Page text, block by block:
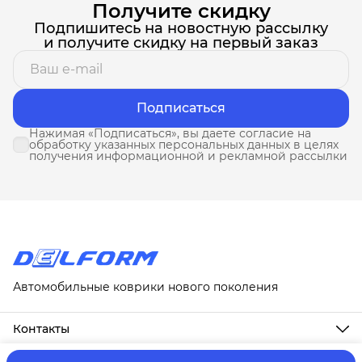
Получите скидку
Подпишитесь на новостную рассылку
и получите скидку на первый заказ
Подписаться
Нажимая «Подписаться», вы даете согласие на
обработку указанных персональных данных в целях
получения информационной и рекламной рассылки
Автомобильные коврики нового поколения
Контакты
Адрес